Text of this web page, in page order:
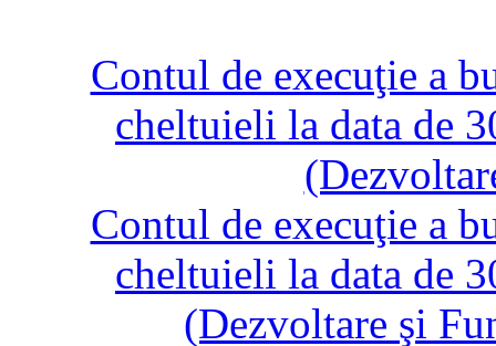
Contul de execuţie a
cheltuieli la data de
Contul de execuţie a
cheltuieli la data de
(Dezvoltare şi